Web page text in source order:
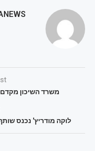
משרד השיכון
לוקה מודריץ' נכנס